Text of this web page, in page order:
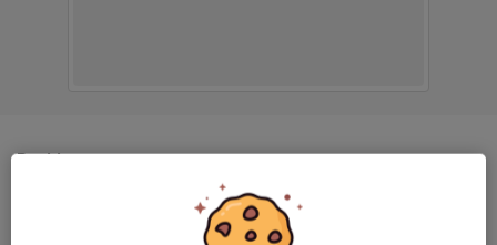
Position
-
19 år